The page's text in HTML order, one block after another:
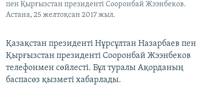
Басқа тілдерде
пен Қырғызстан президенті Сооронбай Жээнбеков.
Астана, 25 желтоқсан 2017 жыл.
Қазақстан президенті Нұрсұлтан Назарбаев пен
Қырғызстан президенті Сооронбай Жээнбеков
телефонмен сөйлесті. Бұл туралы Ақорданың
баспасөз қызметі хабарлады.